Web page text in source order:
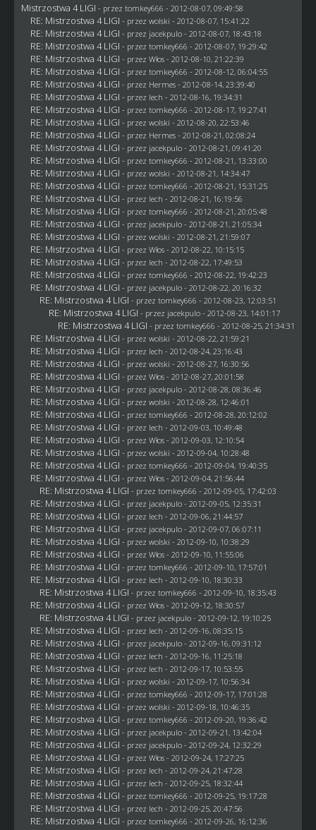
Mistrzostwa 4 LIGI - przez tomkey666 - 2012-08-07, 09:49:58
RE: Mistrzostwa 4 LIGI - przez wolski - 2012-08-07, 15:41:22
RE: Mistrzostwa 4 LIGI - przez jacekpulo- 2012-08-07, 18:43:18
RE: Mistrzostwa 4 LIGI - przez tomkey666 - 2012-08-07, 19:29:42
RE: Mistrzostwa 4 LIGI - przez Włos- 2012-08-10, 21:22:39
RE: Mistrzostwa 4 LIGI - przez tomkey666 - 2012-08-12, 06:04:55
RE: Mistrzostwa 4 LIGI - przez Hermes- 2012-08-14, 23:39:40
RE: Mistrzostwa 4 LIGI - przez lech - 2012-08-16, 19:34:31
RE: Mistrzostwa 4 LIGI - przez tomkey666 - 2012-08-17, 19:27:41
RE: Mistrzostwa 4 LIGI - przez wolski - 2012-08-20, 22:53:46
RE: Mistrzostwa 4 LIGI - przez Hermes- 2012-08-21, 02:08:24
RE: Mistrzostwa 4 LIGI - przez jacekpulo- 2012-08-21, 09:41:20
RE: Mistrzostwa 4 LIGI - przez tomkey666 - 2012-08-21, 13:33:00
RE: Mistrzostwa 4 LIGI - przez wolski - 2012-08-21, 14:34:47
RE: Mistrzostwa 4 LIGI - przez tomkey666 - 2012-08-21, 15:31:25
RE: Mistrzostwa 4 LIGI - przez lech - 2012-08-21, 16:19:56
RE: Mistrzostwa 4 LIGI - przez tomkey666 - 2012-08-21, 20:05:48
RE: Mistrzostwa 4 LIGI - przez jacekpulo- 2012-08-21, 21:05:34
RE: Mistrzostwa 4 LIGI - przez wolski - 2012-08-21, 21:59:07
RE: Mistrzostwa 4 LIGI - przez Włos- 2012-08-22, 10:15:15
RE: Mistrzostwa 4 LIGI - przez lech - 2012-08-22, 17:49:53
RE: Mistrzostwa 4 LIGI - przez tomkey666 - 2012-08-22, 19:42:23
RE: Mistrzostwa 4 LIGI - przez jacekpulo- 2012-08-22, 20:16:32
RE: Mistrzostwa 4 LIGI - przez tomkey666 - 2012-08-23, 12:03:51
RE: Mistrzostwa 4 LIGI - przez jacekpulo- 2012-08-23, 14:01:17
RE: Mistrzostwa 4 LIGI - przez tomkey666 - 2012-08-25, 21:34:31
RE: Mistrzostwa 4 LIGI - przez wolski - 2012-08-22, 21:59:21
RE: Mistrzostwa 4 LIGI - przez lech - 2012-08-24, 23:16:43
RE: Mistrzostwa 4 LIGI - przez wolski - 2012-08-27, 16:30:56
RE: Mistrzostwa 4 LIGI - przez Włos- 2012-08-27, 20:01:58
RE: Mistrzostwa 4 LIGI - przez jacekpulo- 2012-08-28, 08:36:46
RE: Mistrzostwa 4 LIGI - przez wolski - 2012-08-28, 12:46:01
RE: Mistrzostwa 4 LIGI - przez tomkey666 - 2012-08-28, 20:12:02
RE: Mistrzostwa 4 LIGI - przez lech - 2012-09-03, 10:49:48
RE: Mistrzostwa 4 LIGI - przez Włos- 2012-09-03, 12:10:54
RE: Mistrzostwa 4 LIGI - przez wolski - 2012-09-04, 10:28:48
RE: Mistrzostwa 4 LIGI - przez tomkey666 - 2012-09-04, 19:40:35
RE: Mistrzostwa 4 LIGI - przez Włos- 2012-09-04, 21:56:44
RE: Mistrzostwa 4 LIGI - przez tomkey666 - 2012-09-05, 17:42:03
RE: Mistrzostwa 4 LIGI - przez jacekpulo- 2012-09-05, 12:35:31
RE: Mistrzostwa 4 LIGI - przez lech - 2012-09-06, 21:44:57
RE: Mistrzostwa 4 LIGI - przez jacekpulo- 2012-09-07, 06:07:11
RE: Mistrzostwa 4 LIGI - przez wolski - 2012-09-10, 10:38:29
RE: Mistrzostwa 4 LIGI - przez Włos- 2012-09-10, 11:55:06
RE: Mistrzostwa 4 LIGI - przez tomkey666 - 2012-09-10, 17:57:01
RE: Mistrzostwa 4 LIGI - przez lech - 2012-09-10, 18:30:33
RE: Mistrzostwa 4 LIGI - przez tomkey666 - 2012-09-10, 18:35:43
RE: Mistrzostwa 4 LIGI - przez Włos- 2012-09-12, 18:30:57
RE: Mistrzostwa 4 LIGI - przez jacekpulo- 2012-09-12, 19:10:25
RE: Mistrzostwa 4 LIGI - przez lech - 2012-09-16, 08:35:15
RE: Mistrzostwa 4 LIGI - przez jacekpulo- 2012-09-16, 09:31:12
RE: Mistrzostwa 4 LIGI - przez lech - 2012-09-16, 11:25:18
RE: Mistrzostwa 4 LIGI - przez lech - 2012-09-17, 10:53:55
RE: Mistrzostwa 4 LIGI - przez wolski - 2012-09-17, 10:56:34
RE: Mistrzostwa 4 LIGI - przez tomkey666 - 2012-09-17, 17:01:28
RE: Mistrzostwa 4 LIGI - przez wolski - 2012-09-18, 10:46:35
RE: Mistrzostwa 4 LIGI - przez tomkey666 - 2012-09-20, 19:36:42
RE: Mistrzostwa 4 LIGI - przez jacekpulo- 2012-09-21, 13:42:04
RE: Mistrzostwa 4 LIGI - przez jacekpulo- 2012-09-24, 12:32:29
RE: Mistrzostwa 4 LIGI - przez Włos- 2012-09-24, 17:27:25
RE: Mistrzostwa 4 LIGI - przez lech - 2012-09-24, 21:47:28
RE: Mistrzostwa 4 LIGI - przez lech - 2012-09-25, 18:32:44
RE: Mistrzostwa 4 LIGI - przez tomkey666 - 2012-09-25, 19:17:28
RE: Mistrzostwa 4 LIGI - przez lech - 2012-09-25, 20:47:56
RE: Mistrzostwa 4 LIGI - przez tomkey666 - 2012-09-26, 16:12:36